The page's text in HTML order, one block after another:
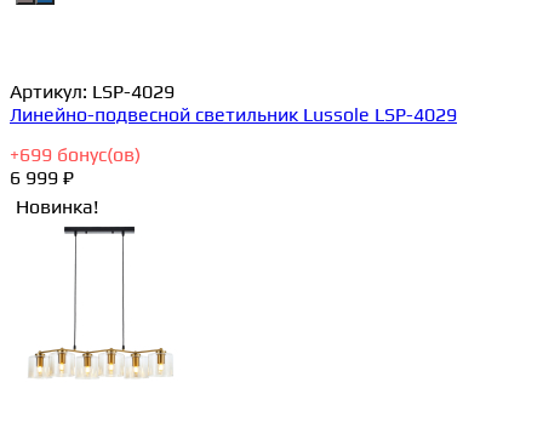
Артикул: LSP-4029
Линейно-подвесной светильник Lussole LSP-4029
+699 бонус(ов)
6 999 ₽
Новинка!